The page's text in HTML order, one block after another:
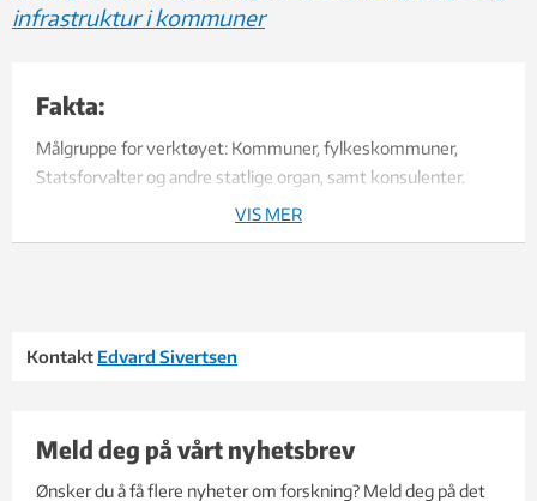
infrastruktur i kommuner
Fakta:
Målgruppe for verktøyet: Kommuner, fylkeskommuner,
Statsforvalter og andre statlige organ, samt konsulenter.
Trøndelag, samt et spin-off prosjekt fra Klima 2050.
VIS MER
Kontakt Edvard Sivertsen
Meld deg på vårt nyhetsbrev
Ønsker du å få flere nyheter om forskning? Meld deg på det